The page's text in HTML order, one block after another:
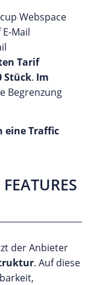
Webspace
Mail
Tarif
Stück. Im
Begrenzung
eine Traffic
der Anbieter
. Auf diese